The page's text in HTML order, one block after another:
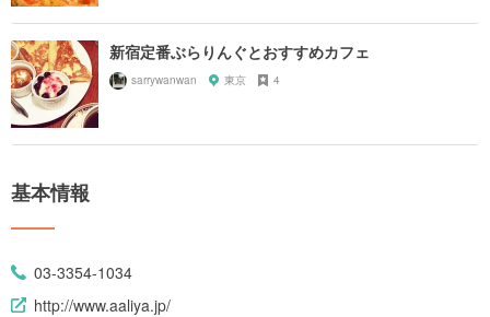
新宿定番ぶらりんぐとおすすめカフェ
sarrywanwan 東京 4
基本情報
03-3354-1034
http://www.aaliya.jp/